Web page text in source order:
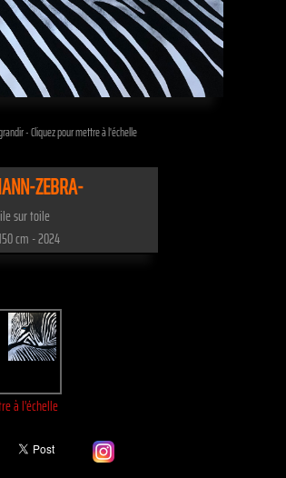
- Cliquez pour mettre à l'échelle
ZEBRA-
sur toile
cm - 2024
à l'échelle